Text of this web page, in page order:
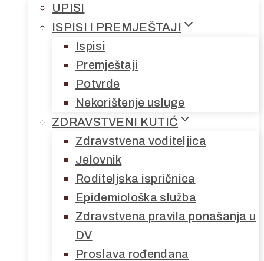
UPISI
ISPISI I PREMJEŠTAJI
Ispisi
Premještaji
Potvrde
Nekorištenje usluge
ZDRAVSTVENI KUTIĆ
Zdravstvena voditeljica
Jelovnik
Roditeljska ispričnica
Epidemiološka služba
Zdravstvena pravila ponašanja u
DV
Proslava rođendana